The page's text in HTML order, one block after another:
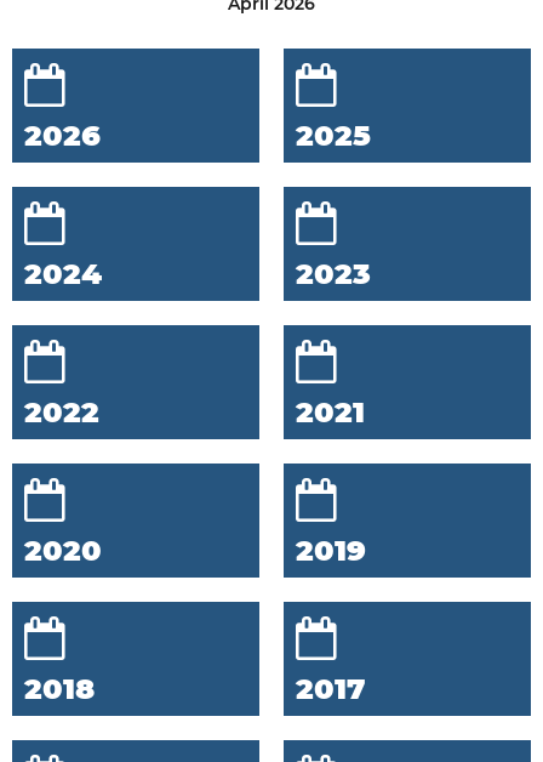
2026 2025
2024 2023
2022 2021
2020 2019
2018 2017